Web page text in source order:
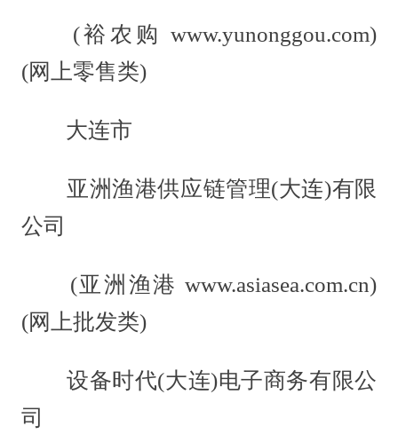
(裕农购 www.yunonggou.com)
(网上零售类)
大连市
亚洲渔港供应链管理(大连)有限
公司
(亚洲渔港 www.asiasea.com.cn)
(网上批发类)
设备时代(大连)电子商务有限公
司